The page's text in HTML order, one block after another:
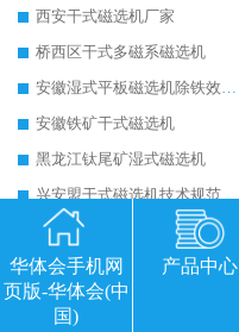
西安干式磁选机厂家
桥西区干式多磁系磁选机
安徽湿式平板磁选机除铁效果怎么样
安徽铁矿干式磁选机
黑龙江钛尾矿湿式磁选机
兴安盟干式磁选机技术规范
甘肃永磁筒式磁选机备件
河北一站式的铁矿磁选机
四川锰矿平板磁选
华体会手机网
页版-华体会(中
国)
产品中心